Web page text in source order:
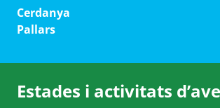
Cerdanya
Pallars
Estades i activitats